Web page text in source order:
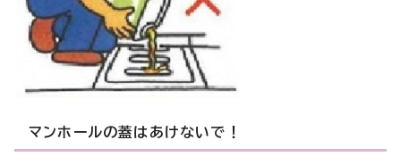
マンホールの蓋はあけないで！